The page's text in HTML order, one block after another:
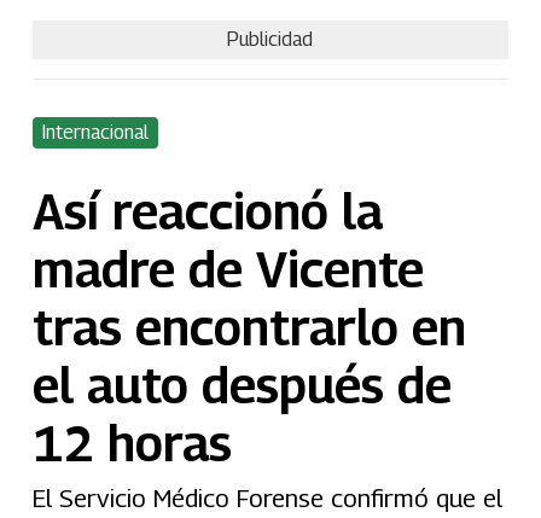
Publicidad
Internacional
Así reaccionó la
madre de Vicente
tras encontrarlo en
el auto después de
12 horas
El Servicio Médico Forense confirmó que el